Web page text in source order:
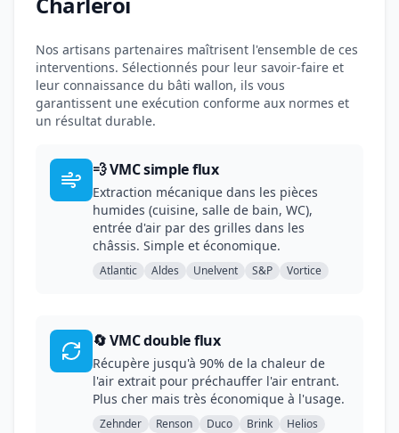
Nos artisans partenaires maîtrisent l'ensemble de ces
interventions. Sélectionnés pour leur savoir-faire et
leur connaissance du bâti wallon, ils vous
garantissent une exécution conforme aux normes et
un résultat durable.
💨 VMC simple flux
Extraction mécanique dans les pièces
humides (cuisine, salle de bain, WC),
entrée d'air par des grilles dans les
châssis. Simple et économique.
Atlantic Aldes Unelvent S&P Vortice
🔄 VMC double flux
Récupère jusqu'à 90% de la chaleur de
l'air extrait pour préchauffer l'air entrant.
Plus cher mais très économique à l'usage.
Zehnder Renson Duco Brink
Helios